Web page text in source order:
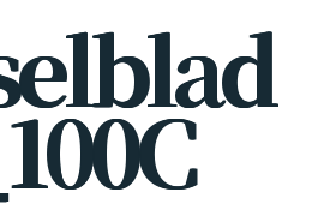
elblad
100C